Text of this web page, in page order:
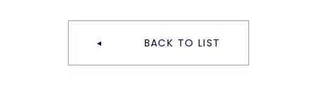
BACK TO LIST